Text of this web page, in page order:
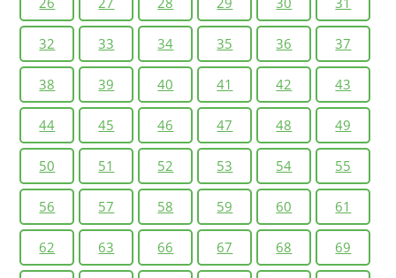
32 33 34 35 36 37
38 39 40 41 42 43
44 45 46 47 48 49
50 51 52 53 54 55
56 57 58 59 60 61
62 63 66 67 68 69